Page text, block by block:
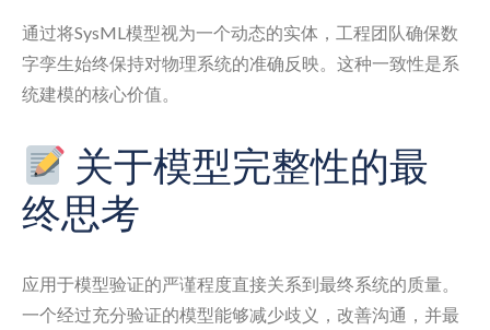
通过将SysML模型视为一个动态的实体，工程团队确保数
字孪生始终保持对物理系统的准确反映。这种一致性是系
统建模的核心价值。
关于模型完整性的最
终思考
应用于模型验证的严谨程度直接关系到最终系统的质量。
一个经过充分验证的模型能够减少歧义，改善沟通，并最